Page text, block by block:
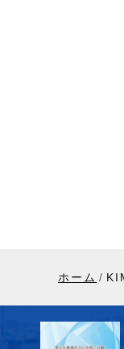
ホーム